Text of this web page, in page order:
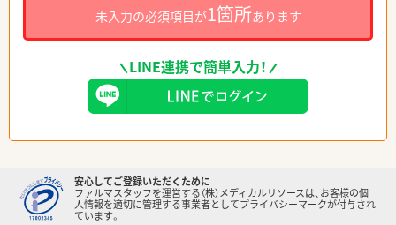
未入力の必須項目が1箇所あります
LINE連携で簡単入力！
安心してご登録いただくために
ファルマスタッフを運営する（株）メディカルリソースは、お客様の個
人情報を適切に管理する事業者としてプライバシーマークが付与され
ています。